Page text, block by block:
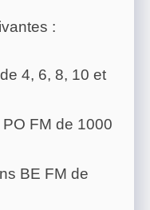
:
4, 6, 8, 10 et
FM de 1000
BE FM de